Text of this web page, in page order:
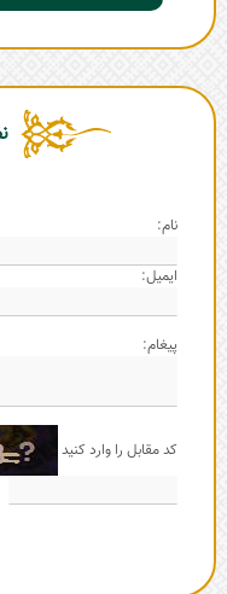
نام:
ایمیل:
پیغام:
کد مقابل را وارد کنید